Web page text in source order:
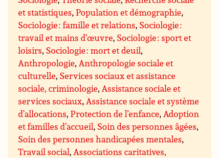
et statistiques,Population et démographie,
Sociologie : famille et relations, Sociologie :
travail et mains d’œuvre, Sociologie : sport et
loisirs, Sociologie : mort et deuil,
Anthropologie,Anthropologie sociale et
culturelle, Services sociaux et assistance
sociale, criminologie,Assistance sociale et
services sociaux,Assistance sociale et système
d’allocations,Protection de l’enfance,Adoption
et familles d’accueil, Soin des personnes âgées,
Soin des personnes handicapées mentales,
Travail social,Associations caritatives,